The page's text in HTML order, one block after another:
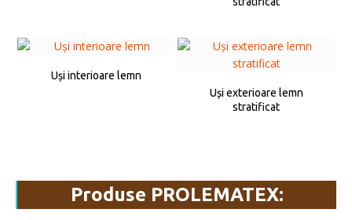
Uși interioare lemn
Uși exterioare lemn
stratificat
Produse PROLEMATEX: